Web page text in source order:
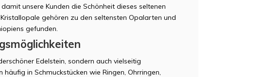
unsere Kunden die Schönheit dieses seltenen
gehören zu den seltensten Opalarten und
gefunden.
Edelstein, sondern auch vielseitig
in Schmuckstücken wie Ringen, Ohrringen,